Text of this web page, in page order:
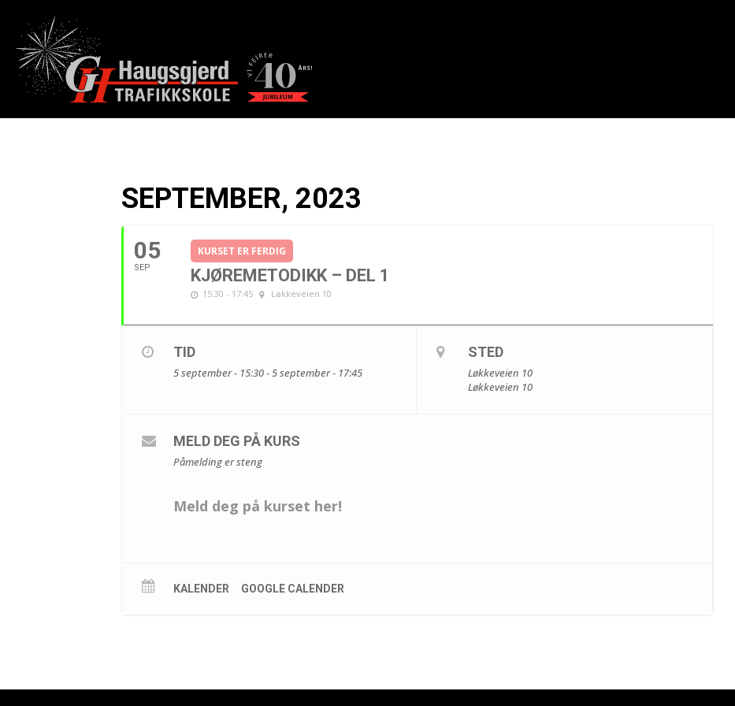
SEPTEMBER, 2023
05
SEP
KURSET ER FERDIG
KJØREMETODIKK – DEL 1
15:30 - 17:45 Løkkeveien 10
TID
5 september - 15:30 - 5 september - 17:45
STED
Løkkeveien 10
Løkkeveien 10
MELD DEG PÅ KURS
Påmelding er steng
Meld deg på kurset her!
KALENDER GOOGLE CALENDER